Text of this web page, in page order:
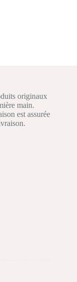
originaux
main.
est assurée